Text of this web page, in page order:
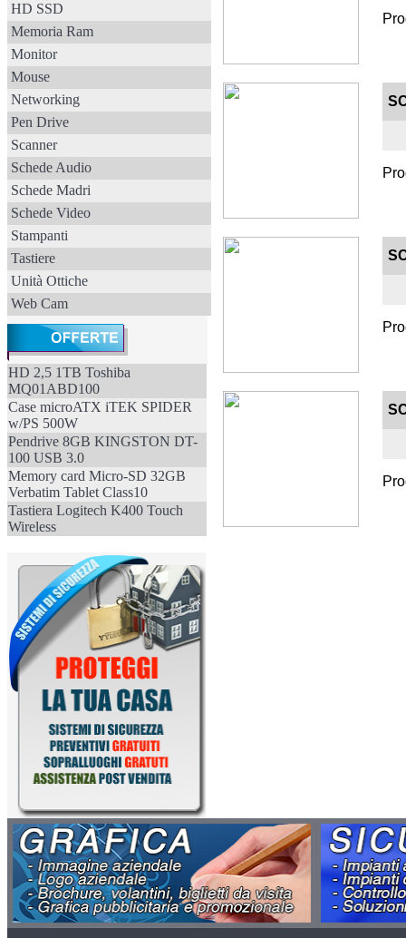
HD SSD
Memoria Ram
Monitor
Mouse
Networking
Pen Drive
Scanner
Schede Audio
Schede Madri
Schede Video
Stampanti
Tastiere
Unità Ottiche
Web Cam
HD 2,5 1TB Toshiba
MQ01ABD100
Case microATX iTEK SPIDER
w/PS 500W
Pendrive 8GB KINGSTON DT-
100 USB 3.0
Memory card Micro-SD 32GB
Verbatim Tablet Class10
Tastiera Logitech K400 Touch
Wireless